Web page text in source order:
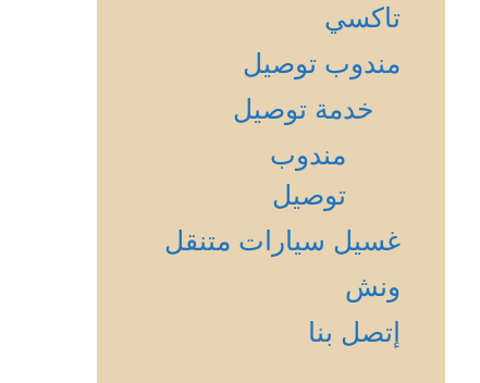
تاكسي
مندوب توصيل
خدمة توصيل
مندوب
توصيل
غسيل سيارات متنقل
ونش
إتصل بنا